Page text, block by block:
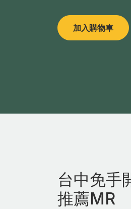
加入購物車
台中免手
推薦MR